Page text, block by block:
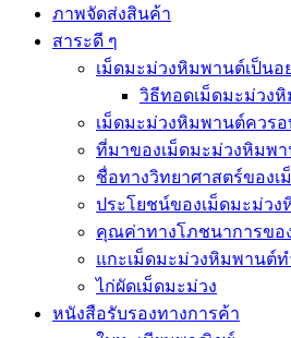
ภาพจัดส่งสินค้า
สาระดี ๆ
เม็ดมะม่วงหิมพานต์เป็นอ
วิธีทอดเม็ดมะม่วง
เม็ดมะม่วงหิมพานต์ควร
ที่มาของเม็ดมะม่วงหิมพ
ชื่อทางวิทยาศาสตร์ของ
ประโยชน์ของเม็ดมะม่ว
คุณค่าทางโภชนาการขอ
แกะเม็ดมะม่วงหิมพานต์ท
ไก่ผัดเม็ดมะม่วง
หนังสือรับรองทางการค้า